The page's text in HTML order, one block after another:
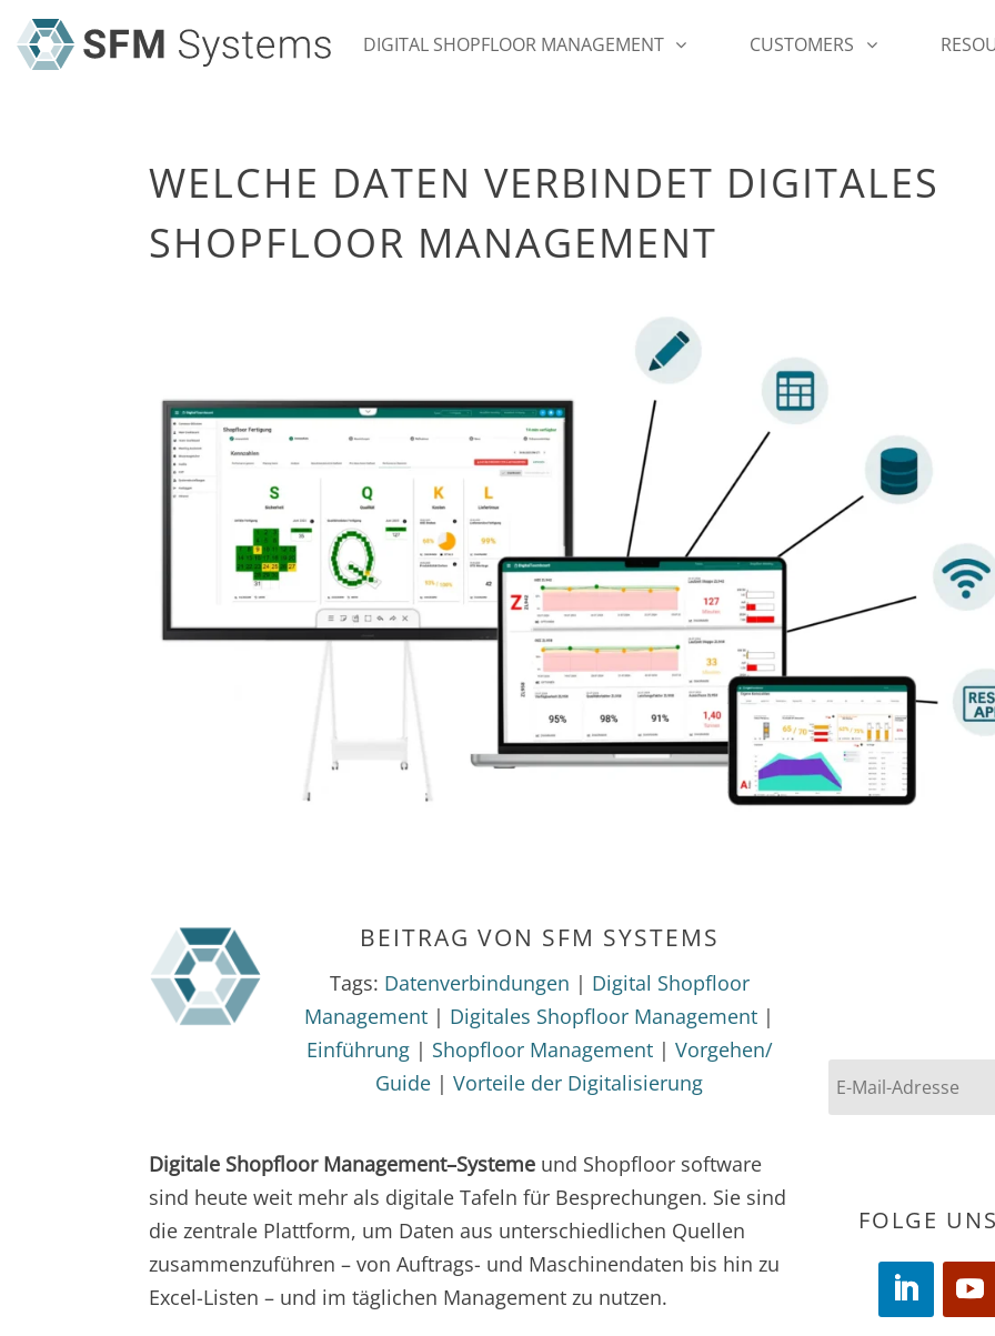
DIGITAL SHOPFLOOR MANAGEMENT CUSTOMERS
WELCHE DATEN VERBINDET DIGITALES
SHOPFLOOR MANAGEMENT
BEITRAG VON SFM SYSTEMS
Tags: Datenverbindungen | Digital Shopfloor
Management | Digitales Shopfloor Management |
Einführung| Shopfloor Management| Vorgehen/
Guide |Vorteile der Digitalisierung
Digitale Shopfloor Management–Systeme und Shopfloor software
sind heute weit mehr als digitale Tafeln für Besprechungen. Sie sind
die zentrale Plattform, um Daten aus unterschiedlichen Quellen
zusammenzuführen – vonAuftrags- und Maschinendaten bis hin zu
Excel-Listen – und im täglichen Management zu nutzen.
FOLGE